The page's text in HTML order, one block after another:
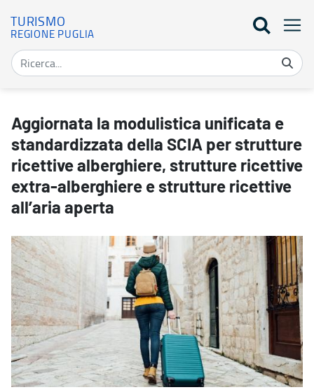
TURISMO
REGIONE PUGLIA
Aggiornata la modulistica unificata e
standardizzata della SCIA per strutture
ricettive alberghiere, strutture ricettive
extra-alberghiere e strutture ricettive
all’aria aperta